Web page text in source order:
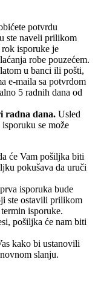
potvrdu
ste naveli prilikom
isporuke je
robe pouzećem.
u banci ili pošti,
e-maila sa potvrdom
5 radnih dana od
radna dana. Usled
se može
će Vam pošiljka biti
pokušava da uruči
isporuka bude
ste ostavili prilikom
isporuke.
pošiljka će nam biti
kako bi ustanovili
slanju.